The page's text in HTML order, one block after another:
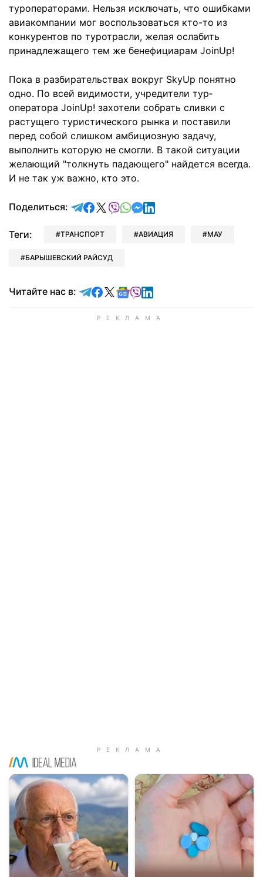
туроператорами. Нельзя исключать, что ошибками
авиакомпании мог воспользоваться кто-то из
конкурентов по туротрасли, желая ослабить
принадлежащего тем же бенефициарам JoinUp!
Пока в разбирательствах вокруг SkyUp понятно
одно. По всей видимости, учредители тур­
оператора JoinUp! захотели собрать сливки с
растущего туристического рынка и поставили
перед собой слишком амбициозную задачу,
выполнить которую не смогли. В такой ситуации
желающий "толкнуть падающего" найдется всегда.
И не так уж важно, кто это.
Поделиться: отправить в Telegram
поделиться в Facebook
поделиться в X
отправить в Viber
отправить в Whatsapp
отправить в Messenger
отправить в LinkedIn
Теги: ТРАНСПОРТ АВИАЦИЯ МАУ
БАРЫШЕВСКИЙ РАЙСУД
Читайте нас в: Читайте в Telegram
Читайте в Facebook
Читайте в X
Читайте в Google news
Читайте в Viber
Читайте в LinkedIn